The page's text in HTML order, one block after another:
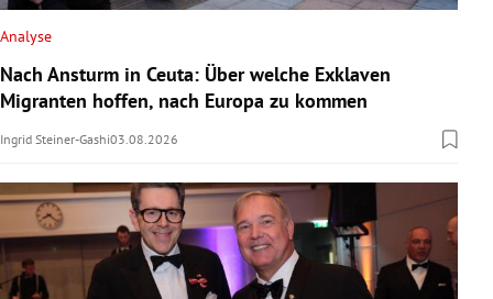
Analyse
Nach Ansturm in Ceuta: Über welche Exklaven
Migranten hoffen, nach Europa zu kommen
Ingrid Steiner-Gashi03.08.2026